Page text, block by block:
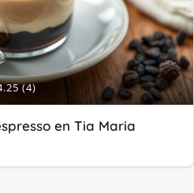
(4)
en Tia Maria